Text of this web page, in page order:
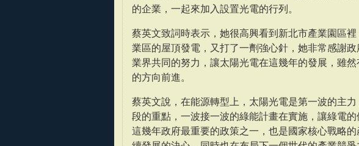
的企業，一起來加入設置光電的行列。
蔡英文致詞時表示，她很高興看到新北市產業園區
業區的屋頂發電，又打了一劑強心針，她非常感謝
業界共同的努力，讓太陽光電在這幾年的發展，雖
的方向前進。
蔡英文說，在能源轉型上，太陽光電是第一波的主
段的重點，一波接一波的綠能計畫在實施，讓綠電
這幾年政府最重要的政策之一，也是國家核心戰略